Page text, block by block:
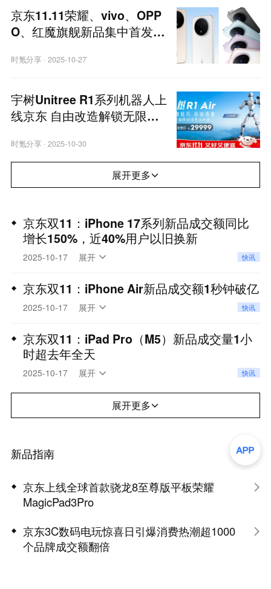
京东11.11荣耀、vivo、OPP
O、红魔旗舰新品集中首发
时氪分享· 2025-10-27
宇树Unitree R1系列机器人上
线京东 自由改造解锁无限可
时氪分享· 2025-10-30
展开更多
京东双11：iPhone 17系列新品成交额同比
增长150%，近40%用户以旧换新
京东数据显示：京东11.11开启至今，iPhone 17系
换新入手新iPhone。据了解，京东率先启动Apple产
品大促，带来了300元惊喜券、以旧换新大额券以及
iPhone 17低至5499元，iPhone 17 Pro低至8699元
起，iPhone 17 Pro Max低至9699元起。
iPhone15、iPhone16系列多款机型双11官网价直降
2025-10-17 展开 快讯
京东双11：iPhone Air新品成交额1秒钟破亿
京东数据显示，10月9日京东11.11启动后，iPhone
启动Apple全线产品促销，iPhone、MacBook、
iPad、Watch等均参与活动。
2025-10-17 展开 快讯
京东双11：iPad Pro（M5）新品成交量1小
时超去年全天
10月17日早9点，iPad Pro（M5）正式开启预购，
Pro（M5）新品成交量1小时超去年全天，再度刷新
纪录。除产品性能全面升级带来的吸引力之外，京东
元、教育优惠900元，全国可用消费券400元，还可
2025-10-17 展开 快讯
展开更多
新品指南
京东上线全球首款骁龙8至尊版平板荣耀
MagicPad3Pro
京东3C数码电玩惊喜日引爆消费热潮超1000
个品牌成交额翻倍